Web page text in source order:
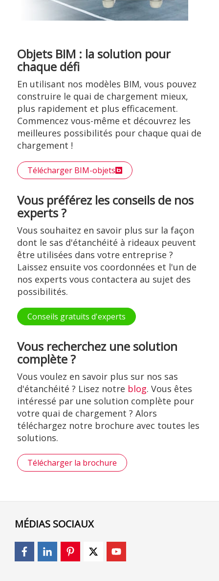
Objets BIM : la solution pour
chaque défi
En utilisant nos modèles BIM, vous pouvez
construire le quai de chargement mieux,
plus rapidement et plus efficacement.
Commencez vous-même et découvrez les
meilleures possibilités pour chaque quai de
chargement !
Télécharger BIM-objets
Vous préférez les conseils de nos
experts ?
Vous souhaitez en savoir plus sur la façon
dont le sas d'étanchéité à rideaux peuvent
être utilisées dans votre entreprise ?
Laissez ensuite vos coordonnées et l'un de
nos experts vous contactera au sujet des
possibilités.
Conseils gratuits d'experts
Vous recherchez une solution
complète ?
Vous voulez en savoir plus sur nos sas
d'étanchéité ? Lisez notre blog. Vous êtes
intéressé par une solution complète pour
votre quai de chargement ? Alors
téléchargez notre brochure avec toutes les
solutions.
Télécharger la brochure
MÉDIAS SOCIAUX